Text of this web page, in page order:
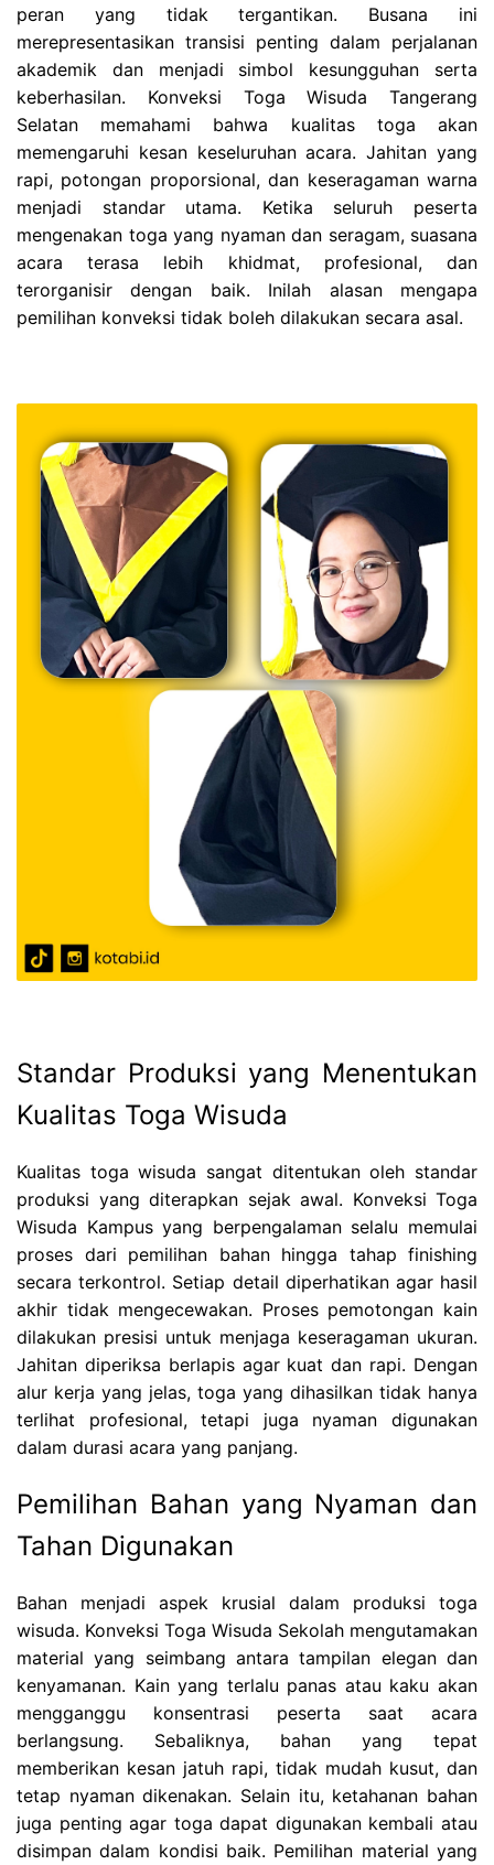
peran yang tidak tergantikan. Busana ini
merepresentasikan transisi penting dalam perjalanan
akademik dan menjadi simbol kesungguhan serta
keberhasilan. Konveksi Toga Wisuda Tangerang
Selatan memahami bahwa kualitas toga akan
memengaruhi kesan keseluruhan acara. Jahitan yang
rapi, potongan proporsional, dan keseragaman warna
menjadi standar utama. Ketika seluruh peserta
mengenakan toga yang nyaman dan seragam, suasana
acara terasa lebih khidmat, profesional, dan
terorganisir dengan baik. Inilah alasan mengapa
pemilihan konveksi tidak boleh dilakukan secara asal.
Standar Produksi yang Menentukan
Kualitas Toga Wisuda
Kualitas toga wisuda sangat ditentukan oleh standar
produksi yang diterapkan sejak awal. Konveksi Toga
Wisuda Kampus yang berpengalaman selalu memulai
proses dari pemilihan bahan hingga tahap finishing
secara terkontrol. Setiap detail diperhatikan agar hasil
akhir tidak mengecewakan. Proses pemotongan kain
dilakukan presisi untuk menjaga keseragaman ukuran.
Jahitan diperiksa berlapis agar kuat dan rapi. Dengan
alur kerja yang jelas, toga yang dihasilkan tidak hanya
terlihat profesional, tetapi juga nyaman digunakan
dalam durasi acara yang panjang.
Pemilihan Bahan yang Nyaman dan
Tahan Digunakan
Bahan menjadi aspek krusial dalam produksi toga
wisuda. Konveksi Toga Wisuda Sekolah mengutamakan
material yang seimbang antara tampilan elegan dan
kenyamanan. Kain yang terlalu panas atau kaku akan
mengganggu konsentrasi peserta saat acara
berlangsung. Sebaliknya, bahan yang tepat
memberikan kesan jatuh rapi, tidak mudah kusut, dan
tetap nyaman dikenakan. Selain itu, ketahanan bahan
juga penting agar toga dapat digunakan kembali atau
disimpan dalam kondisi baik. Pemilihan material yang